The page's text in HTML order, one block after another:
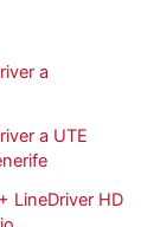
a
a UTE
LineDriver HD